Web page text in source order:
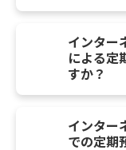
インター
による定
すか？
インター
での定期